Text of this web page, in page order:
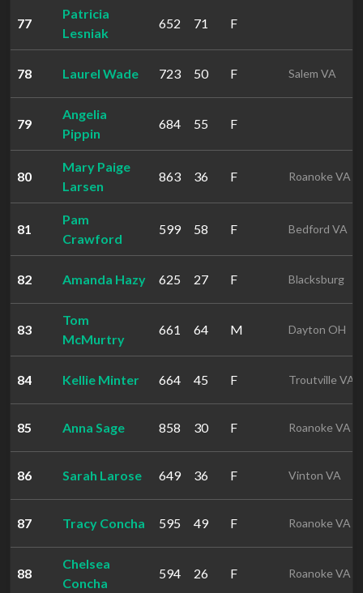
77
Patricia
Lesniak
652 71 F
78 Laurel Wade 723 50 F Salem VA
79
Angelia
Pippin
684 55 F
80
Mary Paige
Larsen
863 36 F Roanoke VA
81
Pam
Crawford
599 58 F Bedford VA
82 Amanda Hazy 625 27 F Blacksburg
83
Tom
McMurtry
661 64 M Dayton OH
84 Kellie Minter 664 45 F Troutville VA
85 Anna Sage 858 30 F Roanoke VA
86 Sarah Larose 649 36 F Vinton VA
87 Tracy Concha 595 49 F Roanoke VA
88
Chelsea
Concha
594 26 F Roanoke VA